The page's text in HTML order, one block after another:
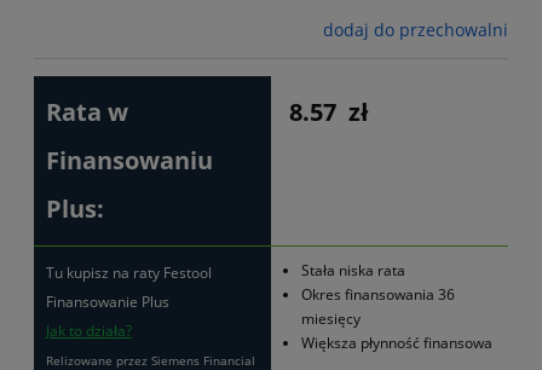
dodaj do przechowalni
Rata w
Finansowaniu
Plus:
8.57 zł
Tu kupisz na raty Festool
Finansowanie Plus
Jak to działa?
Relizowane przez Siemens Financial
Stała niska rata
Okres finansowania 36
miesięcy
Większa płynność finansowa